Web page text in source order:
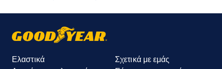
Ελαστικά
Σχετικά με εμάς